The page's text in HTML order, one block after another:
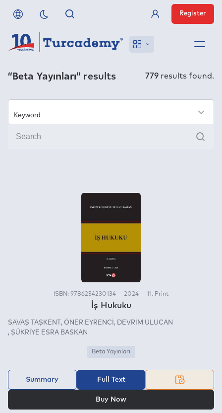
Off-Campus Access
Member Login
Register
“Beta Yayınları” results 779 results found.
ISBN: 9786254230134 — 2024 — 11. Print
İş Hukuku
SAVAŞ TAŞKENT ÖNER EYRENCİ
DEVRİM ULUCAN
ŞÜKRİYE ESRA BASKAN
Beta Yayınları
Summary Full Text
Buy Now